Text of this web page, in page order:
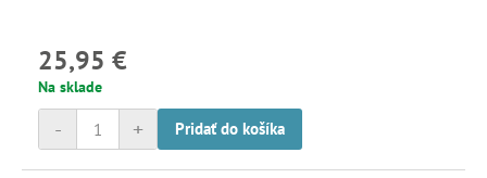
25,95 €
Na sklade
+
- Pridať do košíka